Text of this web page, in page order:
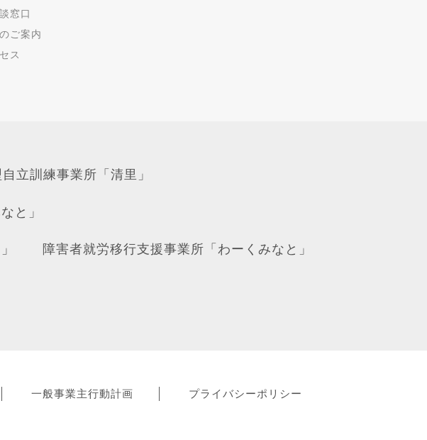
窓口
ご案内
ス
立訓練事業所「清里」
と」
障害者就労移行支援事業所「わーくみなと」
一般事業主行動計画 プライバシーポリシー